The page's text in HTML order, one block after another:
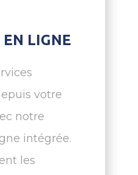
LIGNE
votre
notre
intégrée.
les